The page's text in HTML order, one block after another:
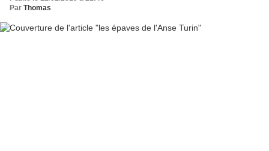
Par Thomas